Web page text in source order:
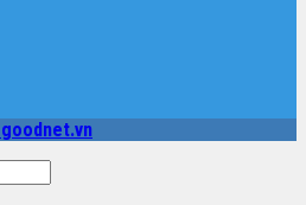
goodnet.vn